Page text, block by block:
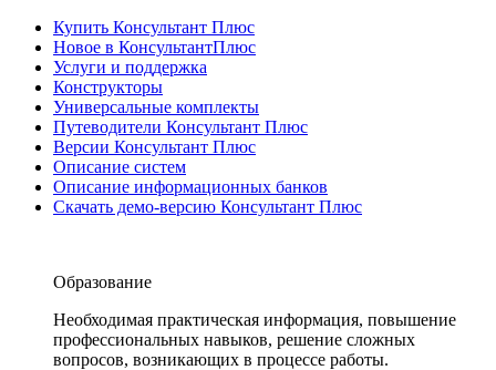
Купить Консультант Плюс
Новое в КонсультантПлюс
Услуги и поддержка
Конструкторы
Универсальные комплекты
Путеводители Консультант Плюс
Версии Консультант Плюс
Описание систем
Описание информационных банков
Скачать демо-версию Консультант Плюс
Образование
Необходимая практическая информация, повышение
профессиональных навыков, решение сложных
вопросов, возникающих в процессе работы.